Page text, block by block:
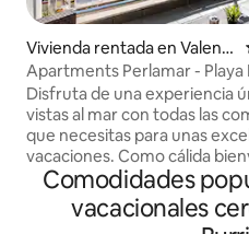
Vivienda rentada en Valenci
a
Apartments Perlamar - Playa
Disfruta de una experiencia
vistas al mar con todas las
que necesitas para unas
vacaciones. Como cálida
obsequiamos con una
para iniciar tu visita con un
detalle. Es el lugar perfecto
Comodidades
vacacionales